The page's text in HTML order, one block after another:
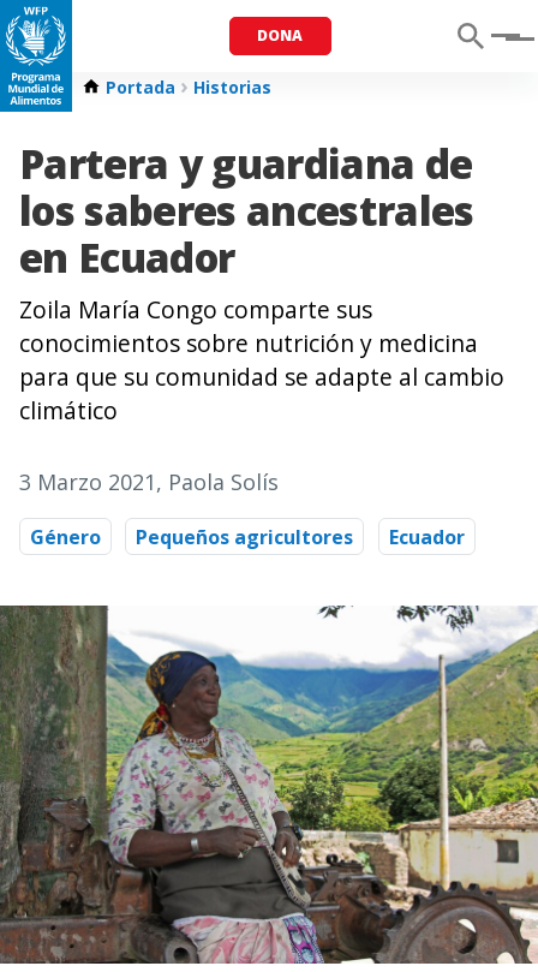
DONA Menu
Portada Historias
Partera y guardiana de
los saberes ancestrales
en Ecuador
Zoila María Congo comparte sus
conocimientos sobre nutrición y medicina
para que su comunidad se adapte al cambio
climático
3 Marzo 2021, Paola Solís
Género Pequeños agricultores Ecuador